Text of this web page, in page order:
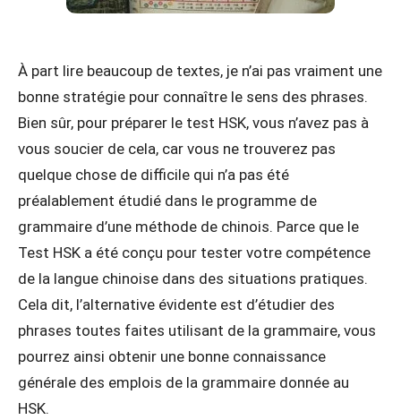
À part lire beaucoup de textes, je n’ai pas vraiment une
bonne stratégie pour connaître le sens des phrases.
Bien sûr, pour préparer le test HSK, vous n’avez pas à
vous soucier de cela, car vous ne trouverez pas
quelque chose de difficile qui n’a pas été
préalablement étudié dans le programme de
grammaire d’une méthode de chinois. Parce que le
Test HSK a été conçu pour tester votre compétence
de la langue chinoise dans des situations pratiques.
Cela dit, l’alternative évidente est d’étudier des
phrases toutes faites utilisant de la grammaire, vous
pourrez ainsi obtenir une bonne connaissance
générale des emplois de la grammaire donnée au
HSK.